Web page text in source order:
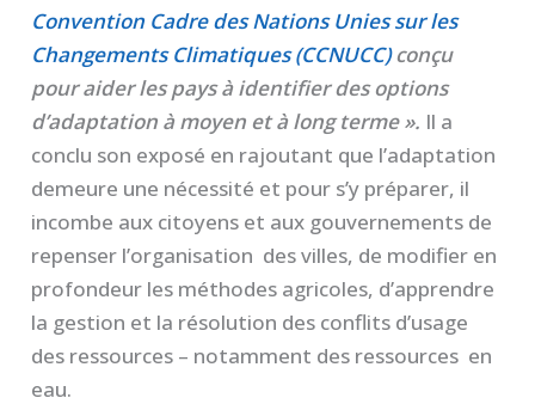
Convention Cadre des Nations Unies sur les
Changements Climatiques (CCNUCC)conçu
pour aider les pays à identifier des options
d’adaptation à moyen et à long terme ». Il a
conclu son exposé en rajoutant que l’adaptation
demeure une nécessité et pour s’y préparer, il
incombe aux citoyens et aux gouvernements de
repenser l’organisation des villes, de modifier en
profondeur les méthodes agricoles, d’apprendre
la gestion et la résolution des conflits d’usage
des ressources – notamment des ressources en
eau.